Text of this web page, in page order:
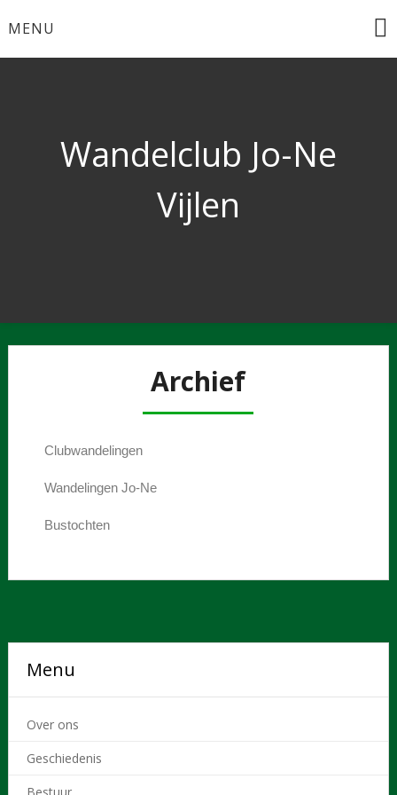
MENU
Wandelclub Jo-Ne
Vijlen
Archief
Clubwandelingen
Wandelingen Jo-Ne
Bustochten
Menu
Over ons
Geschiedenis